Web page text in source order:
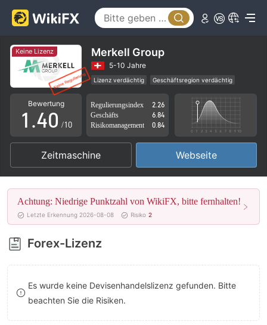
Keine Lizenz Merkell Group
5-10 Jahre
Lizenz verdächtig
Geschäftsregion verdächtig
Hohes potenzielles Risiko
Bewertung
0
1
2
3
4
5
6
7
8
9
.
0
1
2
3
4
5
6
7
8
9
0
1
2
3
4
5
6
7
8
/10
Regulierungsindex
2.26
Geschäfts
6.84
Risikomanagement
0.84
Zeitmaschine Webseite
Achtung: Niedrige Punktzahl von WikiFX, bitte fernhalten!
Letzte Erkennung 2026-08-08 Risiko 2
Forex-Lizenz
Es wurde keine Devisenhandelslizenz gefunden. Bitte
beachten Sie die Risiken.